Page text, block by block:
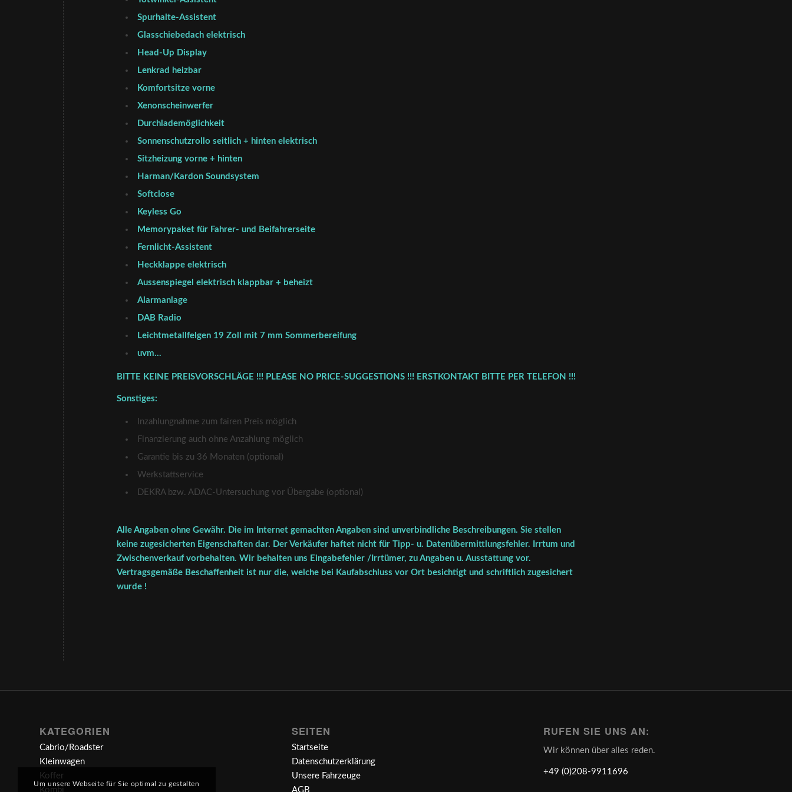
Spurhalte-Assistent
Glasschiebedach elektrisch
Head-Up Display
Lenkrad heizbar
Komfortsitze vorne
Xenonscheinwerfer
Durchlademöglichkeit
Sonnenschutzrollo seitlich + hinten elektrisch
Sitzheizung vorne + hinten
Harman/Kardon Soundsystem
Softclose
Keyless Go
Memorypaket für Fahrer- und Beifahrerseite
Fernlicht-Assistent
Heckklappe elektrisch
Aussenspiegel elektrisch klappbar + beheizt
Alarmanlage
DAB Radio
Leichtmetallfelgen 19 Zoll mit 7 mm Sommerbereifung
uvm…
BITTE KEINE PREISVORSCHLÄGE !!! PLEASE NO PRICE-SUGGESTIONS !!! ERSTKONTAKT BITTE PER TELEFON !!!
Sonstiges:
Inzahlungnahme zum fairen Preis möglich
Finanzierung auch ohne Anzahlung möglich
Garantie bis zu 36 Monaten (optional)
Werkstattservice
DEKRA bzw. ADAC-Untersuchung vor Übergabe (optional)
Alle Angaben ohne Gewähr. Die im Internet gemachten Angaben sind unverbindliche Beschreibungen. Sie stellen
keine zugesicherten Eigenschaften dar. Der Verkäufer haftet nicht für Tipp- u. Datenübermittlungsfehler. Irrtum und
Zwischenverkauf vorbehalten. Wir behalten uns Eingabefehler /Irrtümer, zu Angaben u. Ausstattung vor.
Vertragsgemäße Beschaffenheit ist nur die, welche bei Kaufabschluss vor Ort besichtigt und schriftlich zugesichert
wurde !
KATEGORIEN
Cabrio/Roadster
Kleinwagen
Koffer
Kombi
SEITEN
Startseite
Datenschutzerklärung
Unsere Fahrzeuge
AGB
RUFEN SIE UNS AN:
Wir können über alles reden.
+49 (0)208-9911696
Um unsere Webseite für Sie optimal zu gestalten